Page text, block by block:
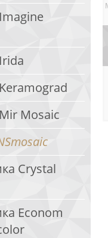
Mosaic
Crystal
Econom